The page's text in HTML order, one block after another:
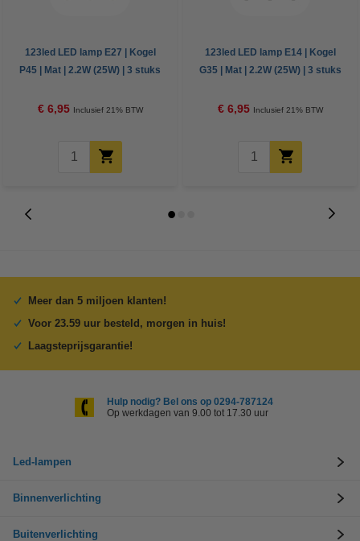
123led LED lamp E27 | Kogel
P45 | Mat | 2.2W (25W) | 3 stuks
€ 6,95 Inclusief 21% BTW
123led LED lamp E14 | Kogel
G35 | Mat | 2.2W (25W) | 3 stuks
€ 6,95 Inclusief 21% BTW
Meer dan 5 miljoen klanten!
Voor 23.59 uur besteld, morgen in huis!
Laagsteprijsgarantie!
Hulp nodig? Bel ons op 0294-787124
Op werkdagen van 9.00 tot 17.30 uur
Led-lampen
Binnenverlichting
Buitenverlichting